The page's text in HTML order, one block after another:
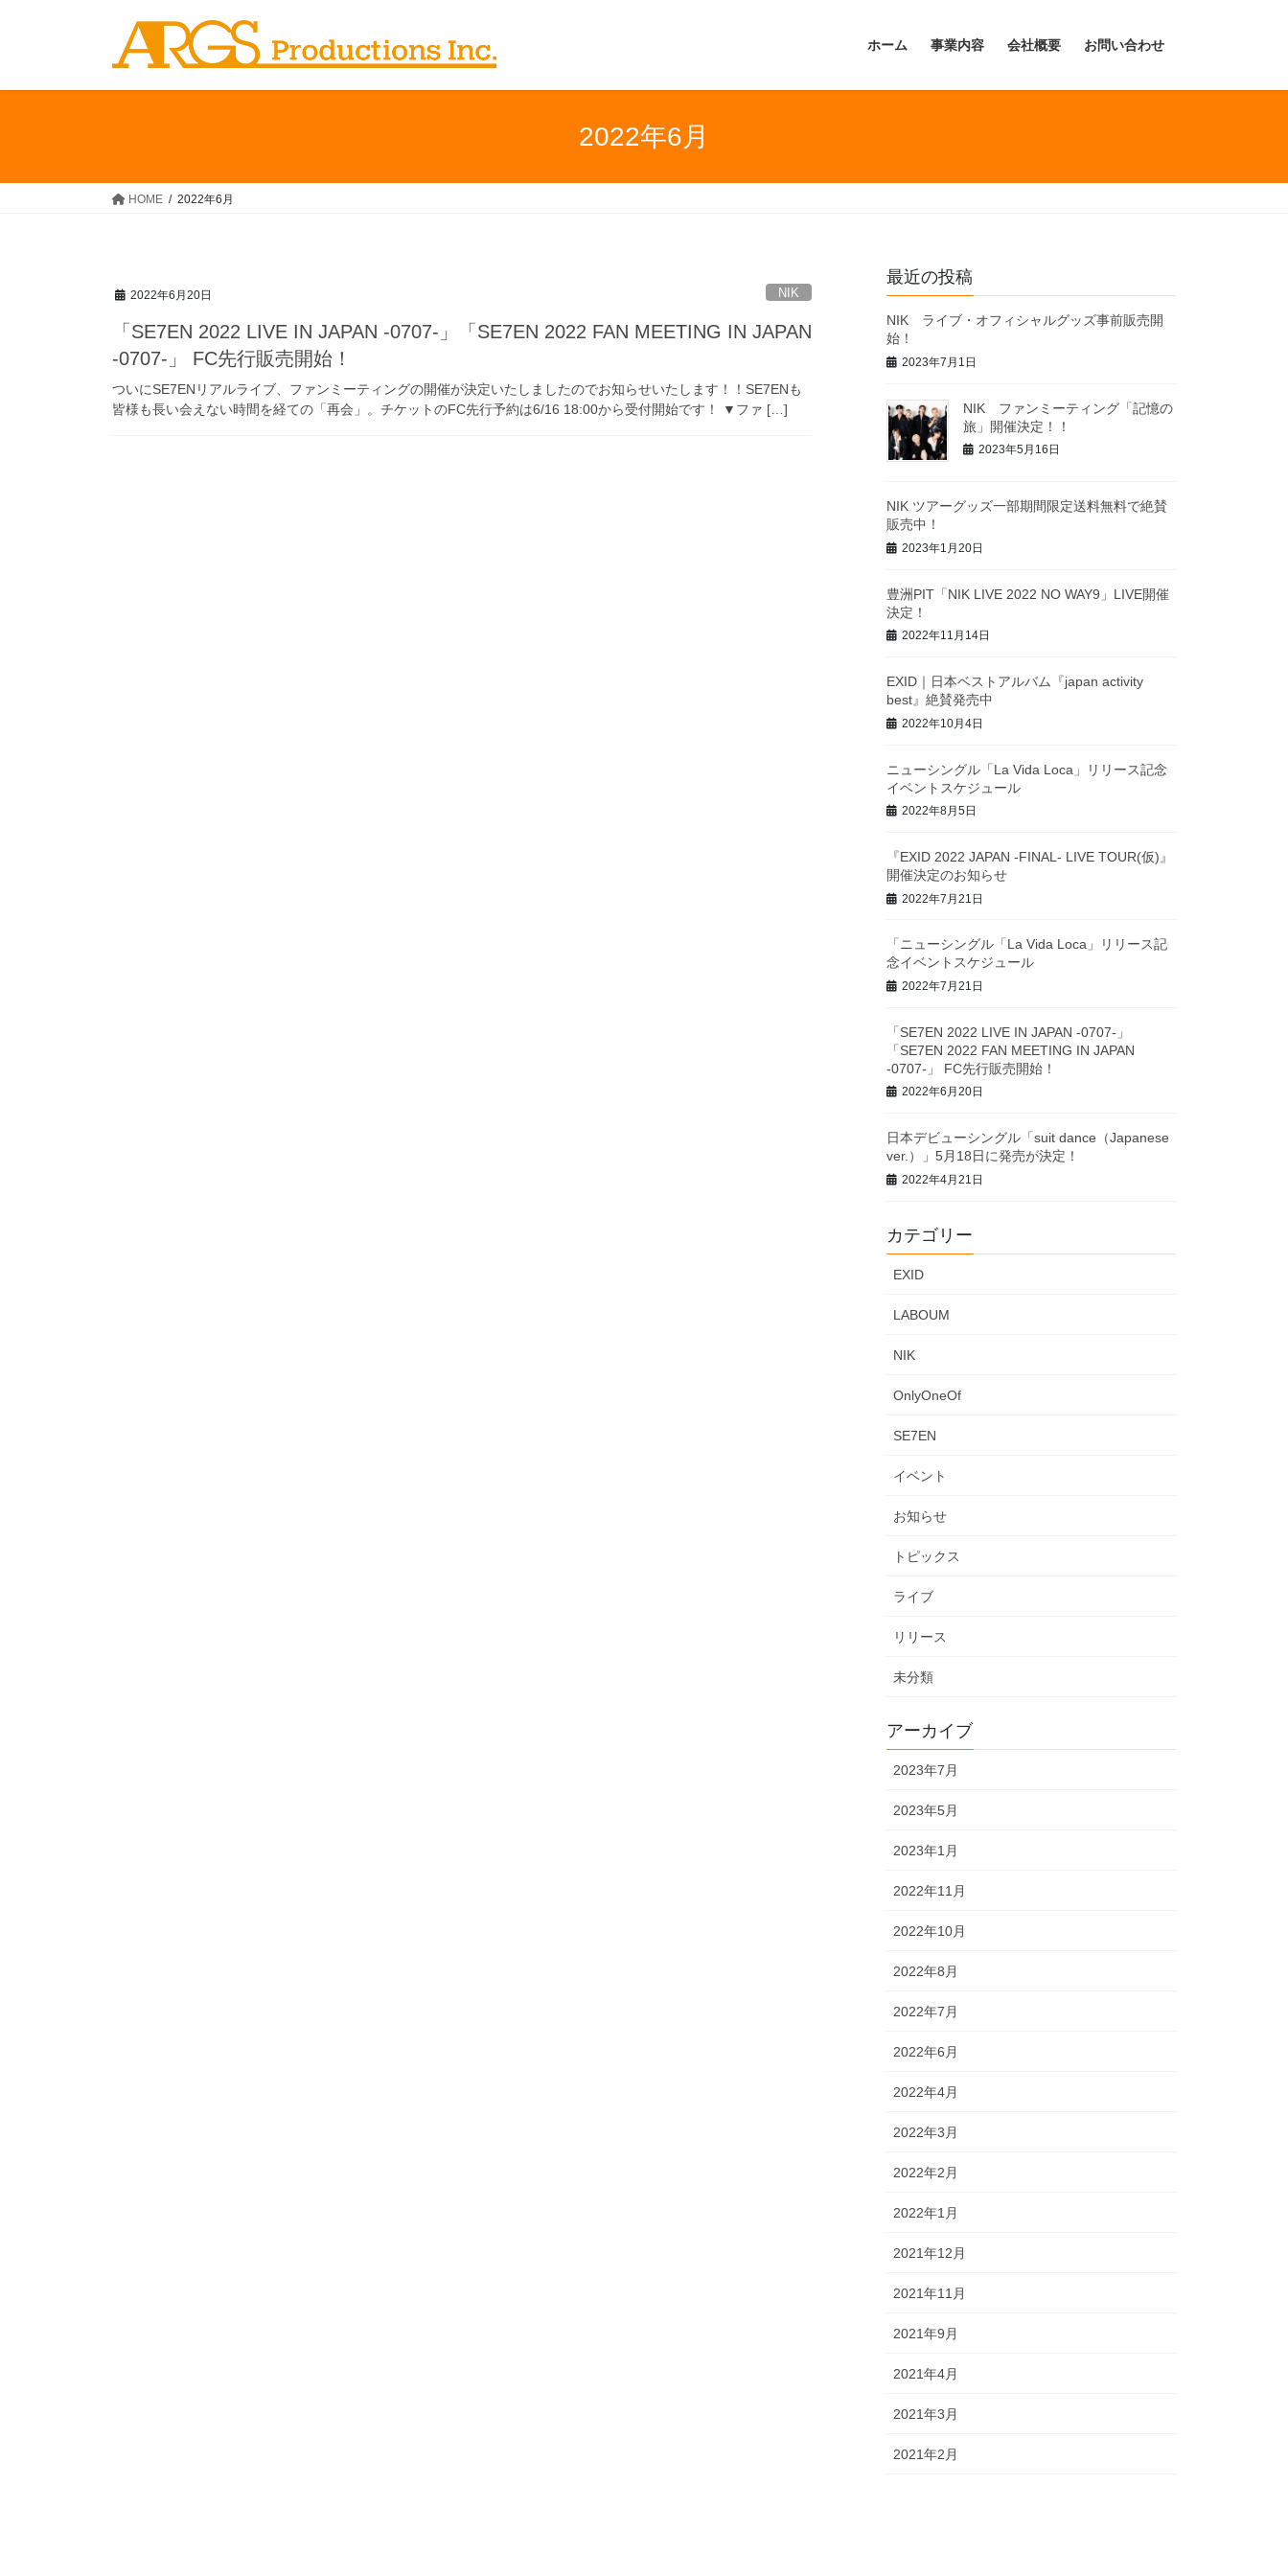
ホーム 事業内容 会社概要 お問い合わせ
2022年6月
HOME 2022年6月
2022年6月20日 NIK
「SE7EN 2022 LIVE IN JAPAN -0707-」「SE7EN 2022 FAN MEETING IN JAPAN
-0707-」 FC先行販売開始！
ついにSE7ENリアルライブ、ファンミーティングの開催が決定いたしましたのでお知らせいたします！！SE7ENも
皆様も長い会えない時間を経ての「再会」。チケットのFC先行予約は6/16 18:00から受付開始です！ ▼ファ […]
最近の投稿
NIK ライブ・オフィシャルグッズ事前販売開
始！
2023年7月1日
NIK ファンミーティング「記憶の
旅」開催決定！！
2023年5月16日
NIK ツアーグッズ一部期間限定送料無料で絶賛
販売中！
2023年1月20日
豊洲PIT「NIK LIVE 2022 NO WAY9」LIVE開催
決定！
2022年11月14日
EXID｜日本ベストアルバム『japan activity
best』絶賛発売中
2022年10月4日
ニューシングル「La Vida Loca」リリース記念
イベントスケジュール
2022年8月5日
『EXID 2022 JAPAN -FINAL- LIVE TOUR(仮)』
開催決定のお知らせ
2022年7月21日
「ニューシングル「La Vida Loca」リリース記
念イベントスケジュール
2022年7月21日
「SE7EN 2022 LIVE IN JAPAN -0707-」
「SE7EN 2022 FAN MEETING IN JAPAN
-0707-」 FC先行販売開始！
2022年6月20日
日本デビューシングル「suit dance（Japanese
ver.）」5月18日に発売が決定！
2022年4月21日
カテゴリー
EXID
LABOUM
NIK
OnlyOneOf
SE7EN
イベント
お知らせ
トピックス
ライブ
リリース
未分類
アーカイブ
2023年7月
2023年5月
2023年1月
2022年11月
2022年10月
2022年8月
2022年7月
2022年6月
2022年4月
2022年3月
2022年2月
2022年1月
2021年12月
2021年11月
2021年9月
2021年4月
2021年3月
2021年2月